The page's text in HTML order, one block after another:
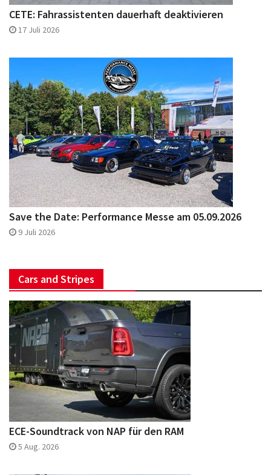
CETE: Fahrassistenten dauerhaft deaktivieren
17 Juli 2026
Save the Date: Performance Messe am 05.09.2026
9 Juli 2026
Cars and Stripes
ECE-Soundtrack von NAP für den RAM
5 Aug. 2026